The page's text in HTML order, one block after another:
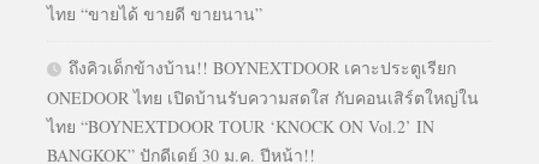
ไทย “ขายได้ ขายดี ขายนาน”
ถึงคิวเด็กข้างบ้าน!! BOYNEXTDOOR เคาะประตูเรียก
ONEDOOR ไทย เปิดบ้านรับความสดใส กับคอนเสิร์ตใหญ่ใน
ไทย “BOYNEXTDOOR TOUR ‘KNOCK ON Vol.2’ IN
BANGKOK” ปักดีเดย์ 30 ม.ค. ปีหน้า!!